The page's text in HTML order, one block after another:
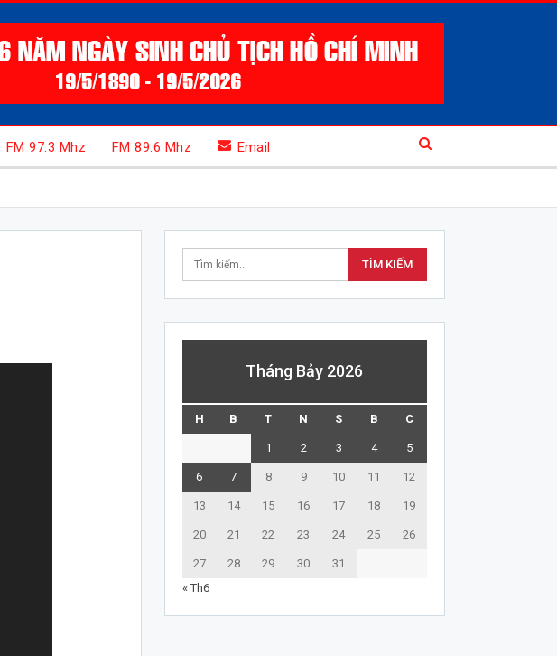
FM 97.3 Mhz FM 89.6 Mhz Email
Tháng Bảy 2026
H B T N S B C
1 2 3 4 5
6 7 8 9 10 11 12
13 14 15 16 17 18 19
20 21 22 23 24 25 26
27 28 29 30
31
« Th6